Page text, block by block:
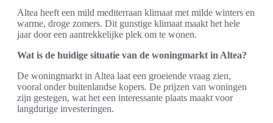
Altea heeft een mild mediterraan klimaat met milde winters en
warme, droge zomers. Dit gunstige klimaat maakt het hele
jaar door een aantrekkelijke plek om te wonen.
Wat is de huidige situatie van de woningmarkt in Altea?
De woningmarkt in Altea laat een groeiende vraag zien,
vooral onder buitenlandse kopers. De prijzen van woningen
zijn gestegen, wat het een interessante plaats maakt voor
langdurige investeringen.